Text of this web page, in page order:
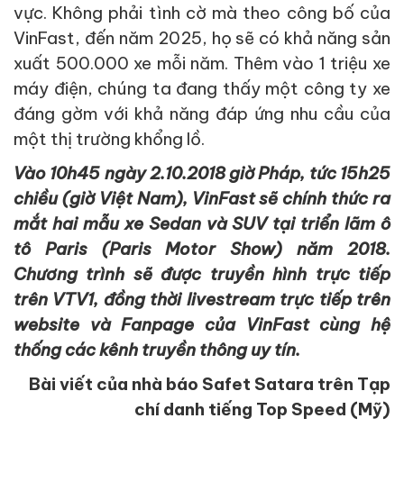
vực. Không phải tình cờ mà theo công bố của
VinFast, đến năm 2025, họ sẽ có khả năng sản
xuất 500.000 xe mỗi năm. Thêm vào 1 triệu xe
máy điện, chúng ta đang thấy một công ty xe
đáng gờm với khả năng đáp ứng nhu cầu của
một thị trường khổng lồ.
Vào 10h45 ngày 2.10.2018 giờ Pháp, tức 15h25
chiều (giờ Việt Nam), VinFast sẽ chính thức ra
mắt hai mẫu xe Sedan và SUV tại triển lãm ô
tô Paris (Paris Motor Show) năm 2018.
Chương trình sẽ được truyền hình trực tiếp
trên VTV1, đồng thời livestream trực tiếp trên
website và Fanpage của VinFast cùng hệ
thống các kênh truyền thông uy tín.
Bài viết của nhà báo Safet Satara trên Tạp
chí danh tiếng Top Speed (Mỹ)